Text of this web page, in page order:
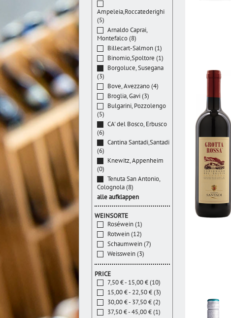
Ampeleia,Roccatederighi
(5)
Arnaldo Caprai,
Montefalco (8)
Billecart-Salmon (1)
Binomio,Spoltore (1)
Borgoluce, Susegana
(3)
Bove, Avezzano (4)
Broglia, Gavi (3)
Bulgarini, Pozzolengo
(5)
CA' del Bosco, Erbusco
(6)
Cantina Santadi,Santadi
(6)
Knewitz, Appenheim
(0)
Tenuta San Antonio,
Colognola (8)
alle aufklappen
WEINSORTE
Roséwein (1)
Rotwein (12)
Schaumwein (7)
Weisswein (3)
PRICE
7,50 € - 15,00 € (10)
15,00 € - 22,50 € (3)
30,00 € - 37,50 € (2)
37,50 € - 45,00 € (1)